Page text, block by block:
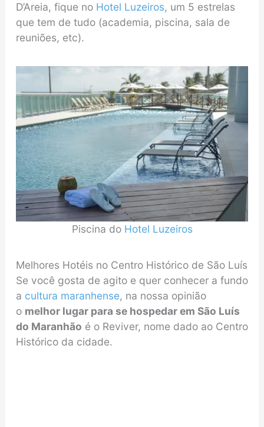
D’Areia, fique no Hotel Luzeiros, um 5 estrelas
que tem de tudo (academia, piscina, sala de
reuniões, etc).
Piscina do Hotel Luzeiros
Melhores Hotéis no Centro Histórico de São Luís
Se você gosta de agito e quer conhecer a fundo
a cultura maranhense, na nossa opinião
o melhor lugar para se hospedar em São Luís
do Maranhão é o Reviver, nome dado ao Centro
Histórico da cidade.